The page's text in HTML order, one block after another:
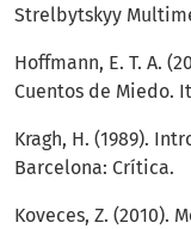
Strelbytskyy
Hoffmann, E. T. A.
Cuentos de Miedo.
Kragh, H. (1989).
Barcelona: Crítica.
Koveces, Z. (2010).